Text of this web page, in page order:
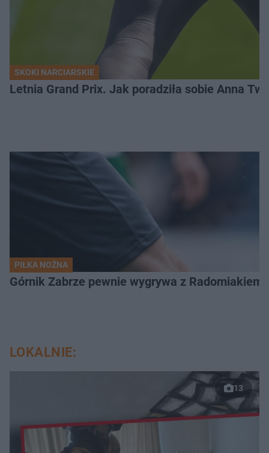
SKOKI NARCIARSKIE
Letnia Grand Prix. Jak poradziła sobie Anna
PIŁKA NOŻNA
Górnik Zabrze pewnie wygrywa z
LOKALNIE:
13